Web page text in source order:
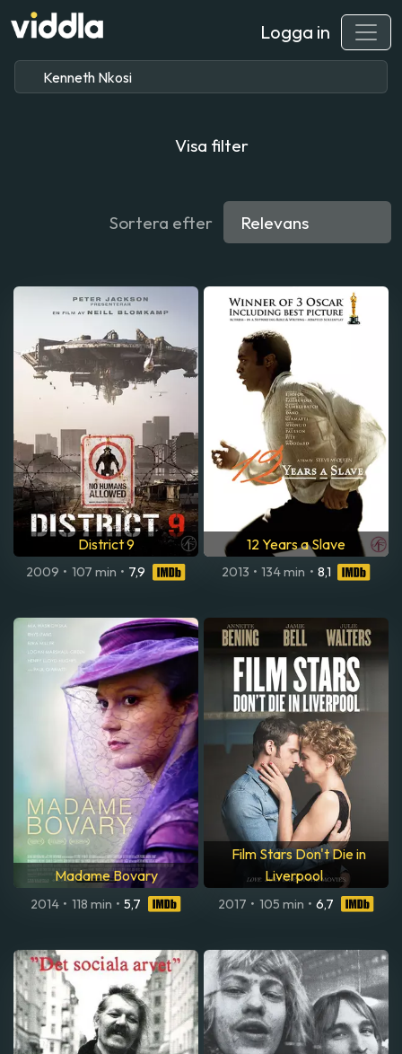
Logga in
Visa filter
Sortera efter
District 9
2009 • 107 min • 7,9
12 Years a Slave
2013 • 134 min • 8,1
Madame Bovary
2014 • 118 min • 5,7
Film Stars Don't Die in
Liverpool
2017 • 105 min • 6,7